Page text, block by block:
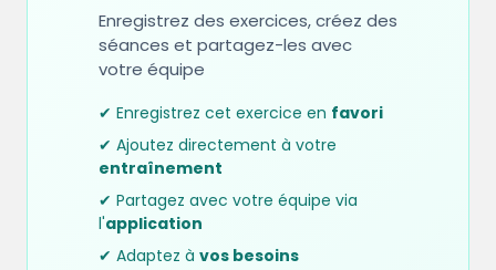
Enregistrez des exercices, créez des
séances et partagez-les avec
votre équipe
✔ Enregistrez cet exercice en favori
✔ Ajoutez directement à votre
entraînement
✔ Partagez avec votre équipe via
l'application
✔ Adaptez à vos besoins